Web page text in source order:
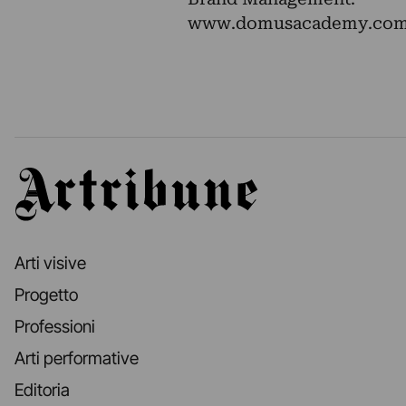
Artribune
Arti visive
Progetto
Professioni
Arti performative
Editoria